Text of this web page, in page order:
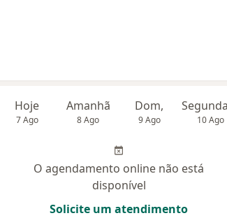
Hoje
7 Ago
Amanhã
8 Ago
Dom,
9 Ago 10 Ago
O agendamento online não está
disponível
Solicite um atendimento